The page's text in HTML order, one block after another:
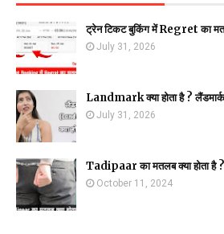
ट्रेन टिकट बुकिंग में Regret का
July 31, 2026
Landmark क्या होता है ?
July 31, 2026
Tadipaar का मतलब क्या होता है
October 11, 2024